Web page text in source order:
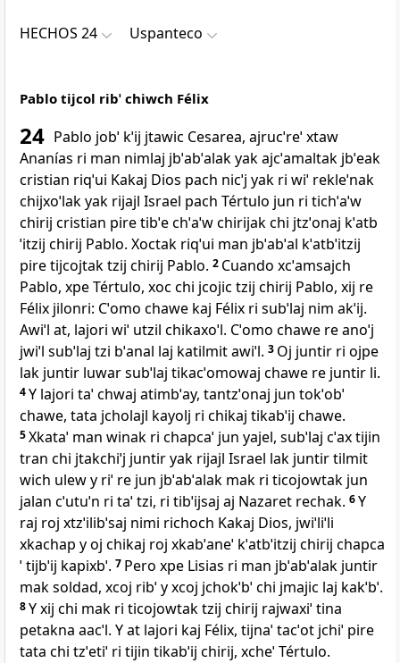
HECHOS 24 Uspanteco
Pablo tijcol ribˈ chiwch Félix
24 Pablo jobˈ kˈij jtawic Cesarea, ajrucˈreˈ xtaw
Ananías ri man nimlaj jbˈabˈalak yak ajcˈamaltak jbˈeak
cristian riqˈui Kakaj Dios pach nicˈj yak ri wiˈ rekleˈnak
chijxoˈlak yak rijajl Israel pach Tértulo jun ri tichˈaˈw
chirij cristian pire tibˈe chˈaˈw chirijak chi jtzˈonaj kˈatb
ˈitzij chirij Pablo. Xoctak riqˈui man jbˈabˈal kˈatbˈitzij
pire tijcojtak tzij chirij Pablo. 2 Cuando xcˈamsajch
Pablo, xpe Tértulo, xoc chi jcojic tzij chirij Pablo, xij re
Félix jilonri: Cˈomo chawe kaj Félix ri subˈlaj nim akˈij.
Awiˈl at, lajori wiˈ utzil chikaxoˈl. Cˈomo chawe re anoˈj
jwiˈl subˈlaj tzi bˈanal laj katilmit awiˈl. 3 Oj juntir ri ojpe
lak juntir luwar subˈlaj tikacˈomowaj chawe re juntir li.
4Y lajori taˈ chwaj atimbˈay, tantzˈonaj jun tokˈobˈ
chawe, tata jcholajl kayolj ri chikaj tikabˈij chawe.
5Xkataˈ man winak ri chapcaˈ jun yajel, subˈlaj cˈax tijin
tran chi jtakchiˈj juntir yak rijajl Israel lak juntir tilmit
wich ulew y riˈ re jun jbˈabˈalak mak ri ticojowtak jun
jalan cˈutuˈn ri taˈ tzi, ri tibˈijsaj aj Nazaret rechak. 6Y
raj roj xtzˈilibˈsaj nimi richoch Kakaj Dios, jwiˈliˈli
xkachap y oj chikaj roj xkabˈaneˈ kˈatbˈitzij chirij chapca
ˈ tijbˈij kapixbˈ. 7 Pero xpe Lisias ri man jbˈabˈalak juntir
mak soldad, xcoj ribˈ y xcoj jchokˈbˈ chi jmajic laj kakˈbˈ.
8Y xij chi mak ri ticojowtak tzij chirij rajwaxiˈ tina
petakna aacˈl. Y at lajori kaj Félix, tijnaˈ tacˈot jchiˈ pire
tata chi tzˈetiˈ ri tijin tikabˈij chirij, xcheˈ Tértulo.